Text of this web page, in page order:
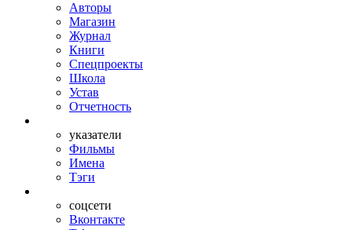
Авторы
Магазин
Журнал
Книги
Спецпроекты
Школа
Устав
Отчетность
указатели
Фильмы
Имена
Тэги
соцсети
Вконтакте